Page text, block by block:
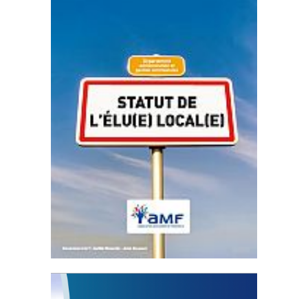
Statut de l’élu local
3 avril 2024